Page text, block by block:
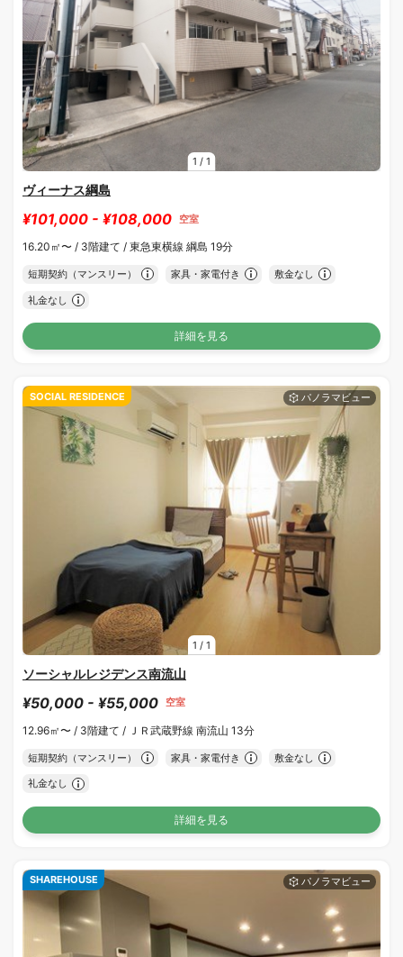
1 / 1
ヴィーナス綱島
¥101,000 - ¥108,000 空室
16.20㎡〜 / 3階建て / 東急東横線 綱島 19分
短期契約（マンスリー） 家具・家電付き 敷金なし
礼金なし
詳細を見る
1 / 1
SOCIAL RESIDENCE
ソーシャルレジデンス南流山
¥50,000 - ¥55,000 空室
12.96㎡〜 / 3階建て / ＪＲ武蔵野線 南流山 13分
短期契約（マンスリー） 家具・家電付き 敷金なし
礼金なし
詳細を見る
SHAREHOUSE